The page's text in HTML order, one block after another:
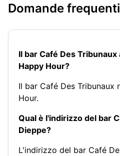
Domande frequenti
Il bar Café Des
Happy Hour?
Il bar Café Des Tribunaux
Hour.
Qual è l'indirizzo del bar
Dieppe?
L'indirizzo del bar Café